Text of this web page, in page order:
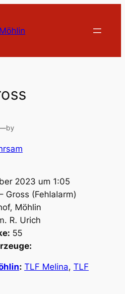
by
2023 um 1:05
Gross (Fehlalarm)
Möhlin
R. Urich
55
: TLF Melina, TLF